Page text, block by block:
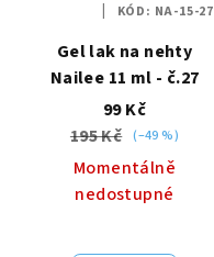
Gel lak na nehty
Nailee 11 ml - č.27
99 Kč
195 Kč (–49 %)
Momentálně
nedostupné
KÓD: NA-15-27